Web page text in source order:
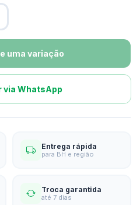
uma variação
via WhatsApp
Entrega rápida
para BH e região
Troca garantida
até 7 dias